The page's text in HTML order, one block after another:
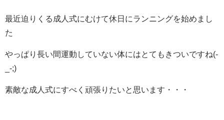
最近迫りくる成人式にむけて休日にランニングを始めまし
た
やっぱり長い間運動していない体にはとてもきついですね(-
_-;)
素敵な成人式にすべく頑張りたいと思います・・・